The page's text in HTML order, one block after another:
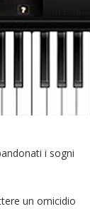
i sogni
un omicidio